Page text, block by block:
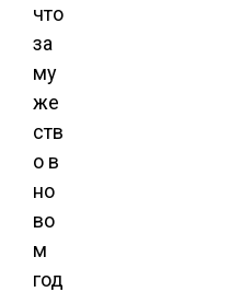
что
за
му
же
ств
о в
но
во
м
год